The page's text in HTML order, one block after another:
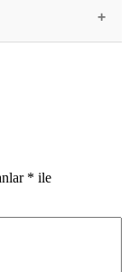
kolay bir
katkıda
* ile